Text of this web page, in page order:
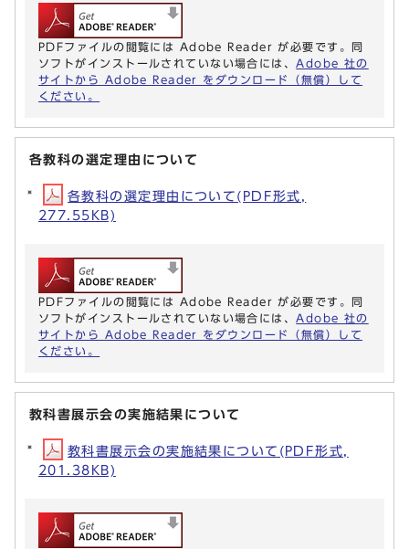
PDFファイルの閲覧には Adobe Reader が必要です。同
ソフトがインストールされていない場合には、 Adobe 社の
サイトから Adobe Reader をダウンロード（無償）して
ください。
各教科の選定理由について
各教科の選定理由について(PDF形式,
277.55KB)
PDFファイルの閲覧には Adobe Reader が必要です。同
ソフトがインストールされていない場合には、 Adobe 社の
サイトから Adobe Reader をダウンロード（無償）して
ください。
教科書展示会の実施結果について
教科書展示会の実施結果について(PDF形式,
201.38KB)